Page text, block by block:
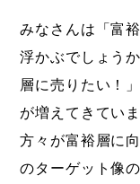
みなさんは「富
浮かぶでしょう
層に売りたい！
が増えてきてい
方々が富裕層に
のターゲット像